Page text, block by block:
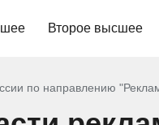
Второе высшее
по направлению